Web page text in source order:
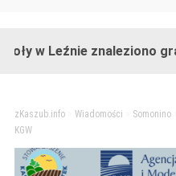
znaleziono granat!
zKaszub.info> Wiadomości Somonino>
KGW